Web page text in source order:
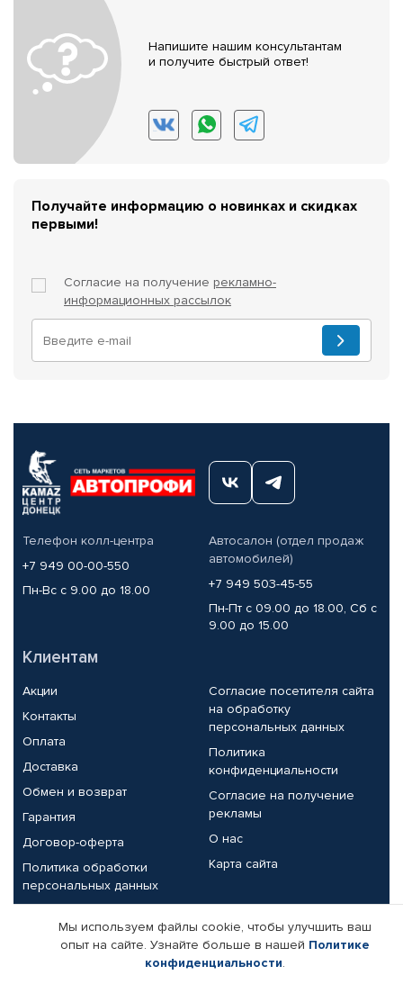
Напишите нашим консультантам
и получите быстрый ответ!
Получайте информацию о новинках и скидках
первыми!
Согласие на получение рекламно-
информационных рассылок
Телефон колл-центра
+7 949 00-00-550
Пн-Вс с 9.00 до 18.00
Автосалон (отдел продаж
автомобилей)
+7 949 503-45-55
Пн-Пт с 09.00 до 18.00, Сб с
9.00 до 15.00
Клиентам
Акции
Контакты
Оплата
Доставка
Обмен и возврат
Гарантия
Договор-оферта
Политика обработки
персональных данных
Согласие посетителя сайта
на обработку
персональных данных
Политика
конфиденциальности
Согласие на получение
рекламы
О нас
Карта сайта
Партнерам
Корпоративным клиентам
Реквизиты компании
Мы используем файлы cookie, чтобы улучшить ваш
опыт на сайте. Узнайте больше в нашей Политике
конфиденциальности.